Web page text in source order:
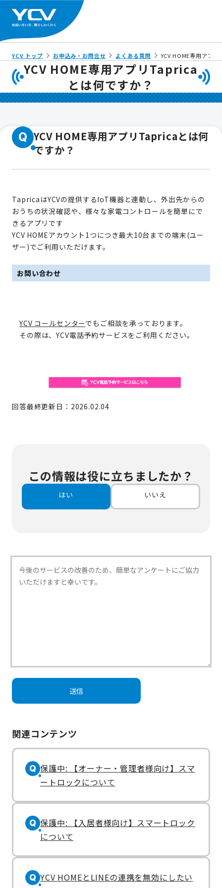
YCV トップ お申込み・お問合せ よくある質問 YCV HOME専用アプ
YCV HOME専用アプリTaprica
とは何ですか？
Q YCV HOME専用アプリTapricaとは何
ですか？
TapricaはYCVの提供するIoT機器と連動し、外出先からの
おうちの状況確認や、様々な家電コントロールを簡単にで
きるアプリです
YCV HOMEアカウント1つにつき最大10台までの端末(ユー
ザー)でご利用いただけます。
お問い合わせ
YCV コールセンターでもご相談を承っております。
その際は、YCV電話予約サービスをご利用ください。
回答最終更新日：2026.02.04
この情報は役に立ちましたか？
はい いいえ
関連コンテンツ
Q 保護中: 【オーナー・管理者様向け】スマ
ートロックについて
Q 保護中: 【入居者様向け】スマートロック
について
Q YCV HOMEとLINEの連携を無効にしたい